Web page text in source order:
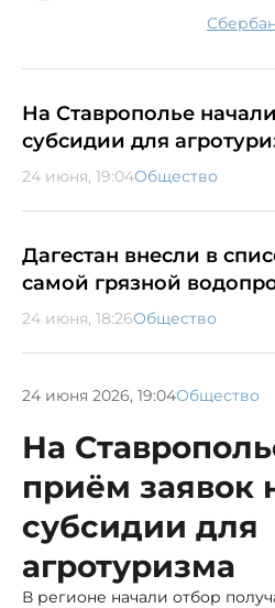
На Ставрополье
субсидии для
24 июня, 19:04Общество
Дагестан внесли в
самой грязной
24 июня, 18:26Общество
24 июня 2026, 19:04Общество
На
приём заявок
субсидии для
агротуризма
В регионе начали отбор